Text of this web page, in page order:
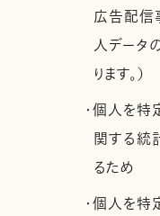
広告配信
人データ
ります。）
・個人を
関する統
るため
・個人を特